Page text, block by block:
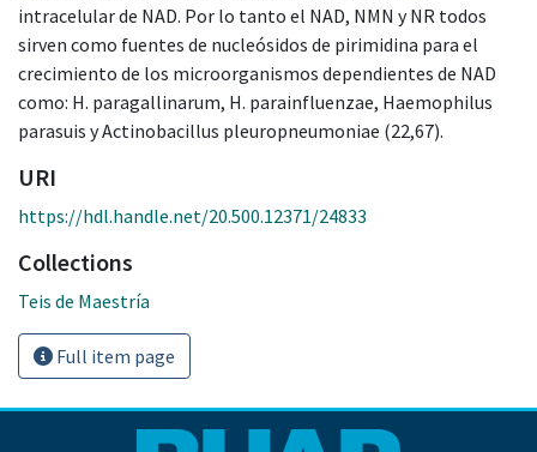
intracelular de NAD. Por lo tanto el NAD, NMN y NR todos
sirven como fuentes de nucleósidos de pirimidina para el
crecimiento de los microorganismos dependientes de NAD
como: H. paragallinarum, H. parainfluenzae, Haemophilus
parasuis y Actinobacillus pleuropneumoniae (22,67).
URI
https://hdl.handle.net/20.500.12371/24833
Collections
Teis de Maestría
Full item page